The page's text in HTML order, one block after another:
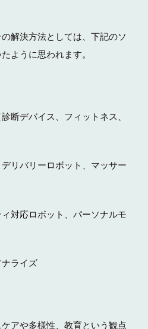
解決方法としては、下記のソ
ように思われます。
断デバイス、フィットネス、
リバリーロボット、マッサー
対応ロボット、パーソナルモ
ナライズ
アや多様性、教育という観点